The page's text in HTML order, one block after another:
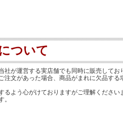
ついて
社が運営する実店舗でも同時に販売してお
注文があった場合、商品がまれに欠品する
るよう心がけておりますがご理解ください
。